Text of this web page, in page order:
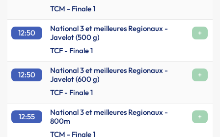
TCM - Finale 1
12:50
National 3 et meilleures Regionaux -
Javelot (500 g)
+
TCF - Finale 1
12:50
National 3 et meilleures Regionaux -
Javelot (600 g)
+
TCF - Finale 1
12:55
National 3 et meilleures Regionaux -
800m
+
TCM - Finale 1